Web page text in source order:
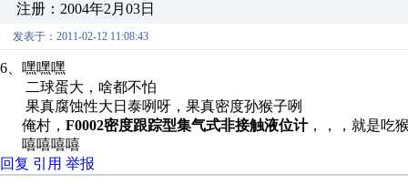
注册：2004年2月03日
发表于：2011-02-12 11:08:43
6、嘿嘿嘿
二球蛋大，啥都不怕
果真腐蚀性大日泰咧呀，果真密度孙猴子咧
俺村， F0002密度跟踪型集气式非接触液位计，，，就是吃
嘻嘻嘻嘻
回复 引用 举报